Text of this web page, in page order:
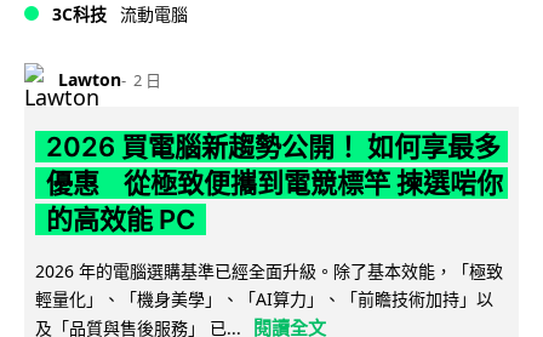
3C科技 流動電腦
Lawton 2 日
2026 買電腦新趨勢公開！ 如何享最多
優惠 從極致便攜到電競標竿 揀選啱你
的高效能 PC
2026 年的電腦選購基準已經全面升級。除了基本效能，「極致
輕量化」、「機身美學」、「AI算力」、「前瞻技術加持」以
及「品質與售後服務」 已...
閱讀全文